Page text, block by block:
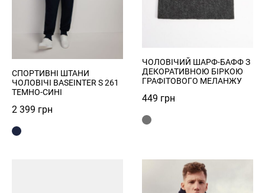
СПОРТИВНІ ШТАНИ
ЧОЛОВІЧІ BASEINTER S 261
ТЕМНО-СИНІ
2 399 грн
ЧОЛОВІЧИЙ ШАРФ-БАФФ З
ДЕКОРАТИВНОЮ БІРКОЮ
ГРАФІТОВОГО МЕЛАНЖУ
449 грн
Privacy Policy
Register